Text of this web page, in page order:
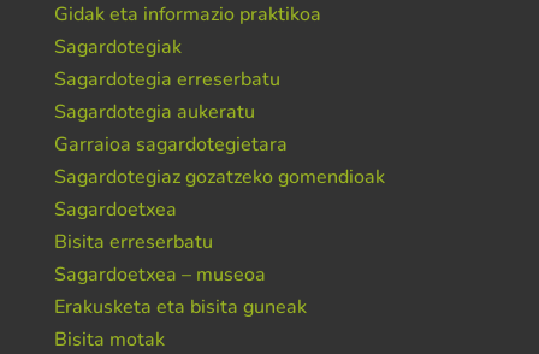
Gidak eta informazio praktikoa
Sagardotegiak
Sagardotegia erreserbatu
Sagardotegia aukeratu
Garraioa sagardotegietara
Sagardotegiaz gozatzeko gomendioak
Sagardoetxea
Bisita erreserbatu
Sagardoetxea – museoa
Erakusketa eta bisita guneak
Bisita motak